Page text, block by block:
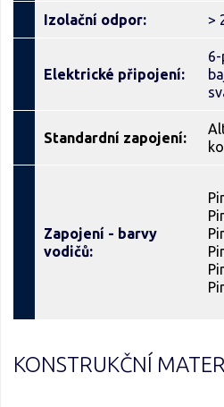
Izolační odpor: >
Elektrické připojení:
6-
Standardní zapojení:
Zapojení - barvy
vodičů:
KONSTRUKČNÍ